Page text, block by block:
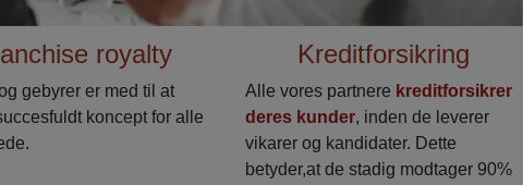
royalty
gebyrer er med til at
koncept for alle
Kreditforsikring
Alle vores partnere kreditforsikrer
deres kunder, inden de leverer
vikarer og kandidater. Dette
betyder,at de stadig modtager 90%